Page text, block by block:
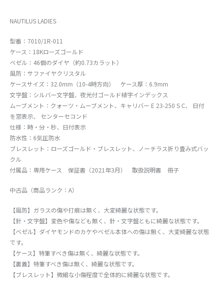
NAUTILUS LADIES
型番：7010/1R-011
ケース：18Kローズゴールド
ベゼル：46個のダイヤ（約0.73カラット）
風防：サファイヤクリスタル
ケースサイズ：32.0mm（10-4時方向） ケース厚：6.9mm
文字盤：シルバー文字盤、夜光付ゴールド植字インデックス
ムーブメント：クォーツ・ムーブメント、キャリバー E 23-250 S C、 日付
を窓表示、 センターセコンド
仕様：時・分・秒、日付表示
防水性：6気圧防水
ブレスレット：ローズゴールド・ブレスレット、ノーチラス折り畳み式バッ
クル
付属品：専用ケース 保証書（2021年3月） 取扱説明書 冊子
中古品（商品ランク：A）
【風防】ガラスの傷や打痕は無く、大変綺麗な状態です。
【針・文字盤】変色や傷なども無く、針・文字盤ともに綺麗な状態です。
【ベゼル】ダイヤモンドのカケやベゼル本体への傷は無く、大変綺麗な状態
です。
【ケース】特筆すべき傷は無く、綺麗な状態です。
【裏蓋】特筆すべき傷は無く、綺麗な状態です。
【ブレスレット】微細な小傷程度で全体的に綺麗な状態です。